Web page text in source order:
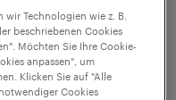
wir Technologien wie z. B.
beschriebenen Cookies
Möchten Sie Ihre Cookie-
anpassen", um
Klicken Sie auf "Alle
Cookies